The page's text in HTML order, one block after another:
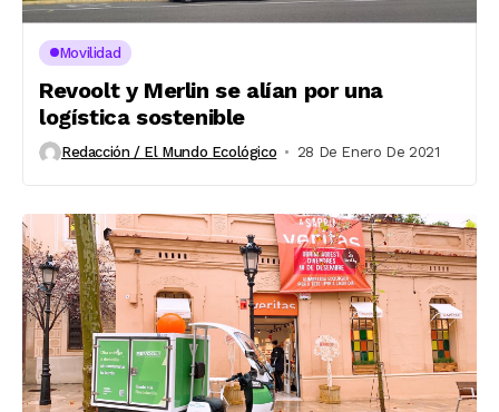
Movilidad
Revoolt y Merlin se alían por una
logística sostenible
Redacción / El Mundo Ecológico 28 De Enero De 2021